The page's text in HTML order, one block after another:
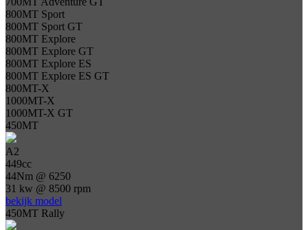
800MT Sport
800MT Sport GT
800MT Explore
800MT Explore GT
800MT Explore ES
800MT Explore ES GT
800MT-X
1000MT-X
1000MT-X GT
450MT
A2
449cc
44Nm @ 6250
31 kw @ 8500 rpm
bekijk model
450MT Rally